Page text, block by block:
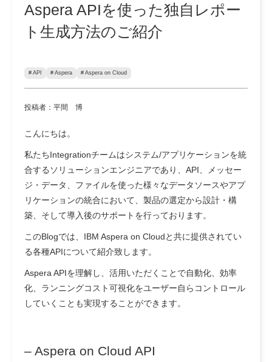
Aspera APIを使った独自レポー
ト生成方法のご紹介
# API # Aspera # Aspera on Cloud
投稿者：平間 博
こんにちは。
私たちIntegrationチームはシステム/アプリケーションを統
合するソリューションエンジニアであり、API、メッセー
ジ・データ、ファイルを使った様々なデータソースやアプ
リケーションの統合において、製品の選定から設計・構
築、そして導入後のサポートを行っております。
このBlogでは、IBM Aspera on Cloudと共に提供されてい
る各種APIについて紹介致します。
Aspera APIを理解し、活用いただくことで自動化、効率
化、ランニングコスト可視化をユーザー自らコントロール
していくことも実現することができます。
– Aspera on Cloud API